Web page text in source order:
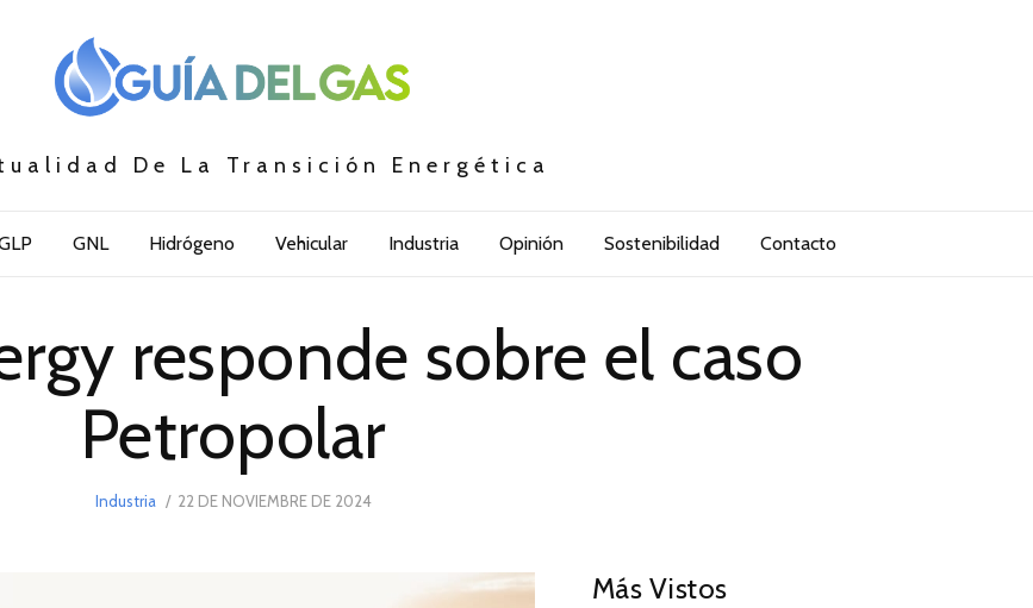
De La Transición Energética
GNL Hidrógeno Vehicular Industria Opinión Sostenibilidad Contacto
responde sobre el caso
Petropolar
Industria
POSTED
22 DE NOVIEMBRE DE 2024
Más Vistos